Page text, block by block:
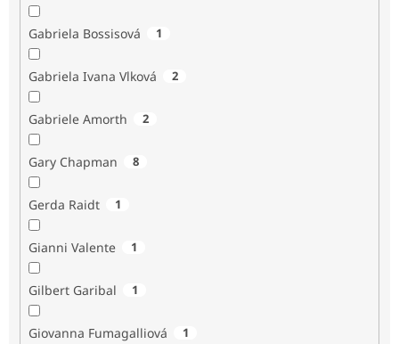
Gabriela Bossisová 1
Gabriela Ivana Vlková 2
Gabriele Amorth 2
Gary Chapman 8
Gerda Raidt 1
Gianni Valente 1
Gilbert Garibal 1
Giovanna Fumagalliová 1